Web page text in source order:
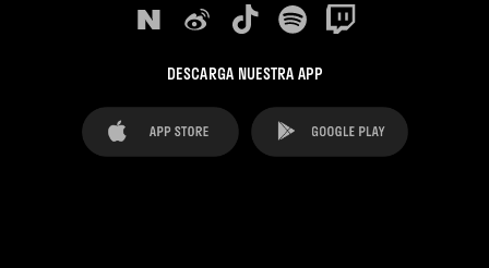
DESCARGA NUESTRA APP